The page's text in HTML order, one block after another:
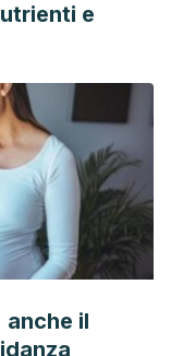
e
anche il